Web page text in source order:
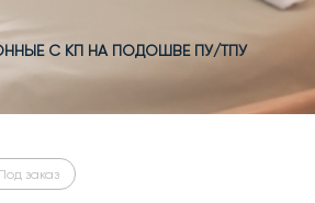
С КП НА ПОДОШВЕ ПУ/ТПУ
Под заказ